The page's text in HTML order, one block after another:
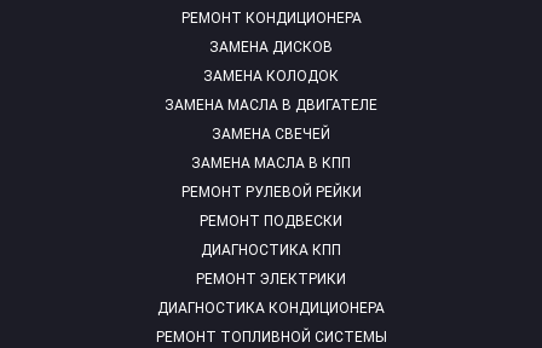
РЕМОНТ КОНДИЦИОНЕРА
ЗАМЕНА ДИСКОВ
ЗАМЕНА КОЛОДОК
ЗАМЕНА МАСЛА В ДВИГАТЕЛЕ
ЗАМЕНА СВЕЧЕЙ
ЗАМЕНА МАСЛА В КПП
РЕМОНТ РУЛЕВОЙ РЕЙКИ
РЕМОНТ ПОДВЕСКИ
ДИАГНОСТИКА КПП
РЕМОНТ ЭЛЕКТРИКИ
ДИАГНОСТИКА КОНДИЦИОНЕРА
РЕМОНТ ТОПЛИВНОЙ СИСТЕМЫ